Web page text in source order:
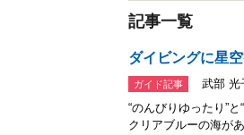
記事一覧
ダイビングに星
ガイド記事
武部 光
“のんびりゆったり”
クリアブルーの海が